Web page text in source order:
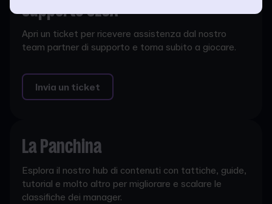
Supporto SEGA
Apri un ticket per ricevere assistenza dal nostro
team partner di supporto e torna subito a giocare.
Invia un ticket
La Panchina
Esplora il nostro hub di contenuti con tattiche, guide,
tutorial e molto altro per migliorare e scalare le
classifiche dei manager.